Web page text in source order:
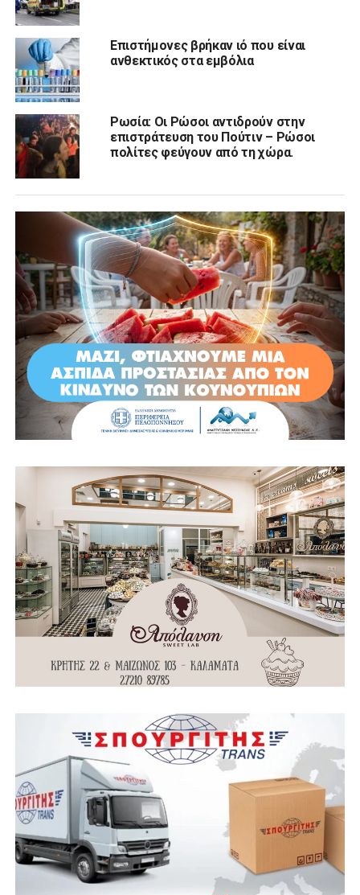
Επιστήμονες βρήκαν ιό που είναι
ανθεκτικός στα εμβόλια
Ρωσία: Οι Ρώσοι αντιδρούν στην
επιστράτευση του Πούτιν – Ρώσοι
πολίτες φεύγουν από τη χώρα.